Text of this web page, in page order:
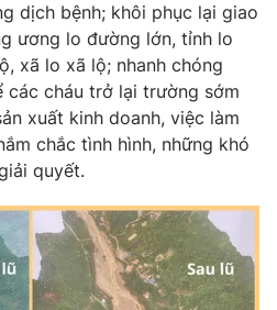
dịch bệnh; khôi phục lại giao
ương lo đường lớn, tỉnh lo
xã lo xã lộ; nhanh chóng
cháu trở lại trường sớm
xuất kinh doanh, việc làm
chắc tình hình, những khó
quyết.